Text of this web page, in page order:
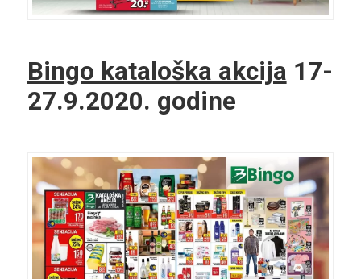
Bingo kataloška akcija 17-
27.9.2020. godine